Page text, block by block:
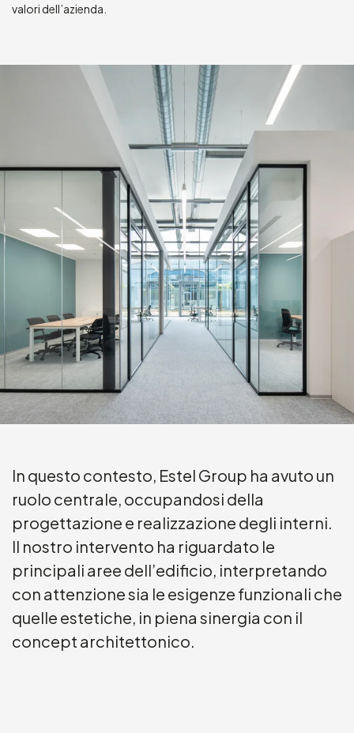
valori dell’azienda.
In questo contesto, Estel Group ha avuto un
ruolo centrale, occupandosi della
progettazione e realizzazione degli interni.
Il nostro intervento ha riguardato le
principali aree dell’edificio, interpretando
con attenzione sia le esigenze funzionali che
quelle estetiche, in piena sinergia con il
concept architettonico.